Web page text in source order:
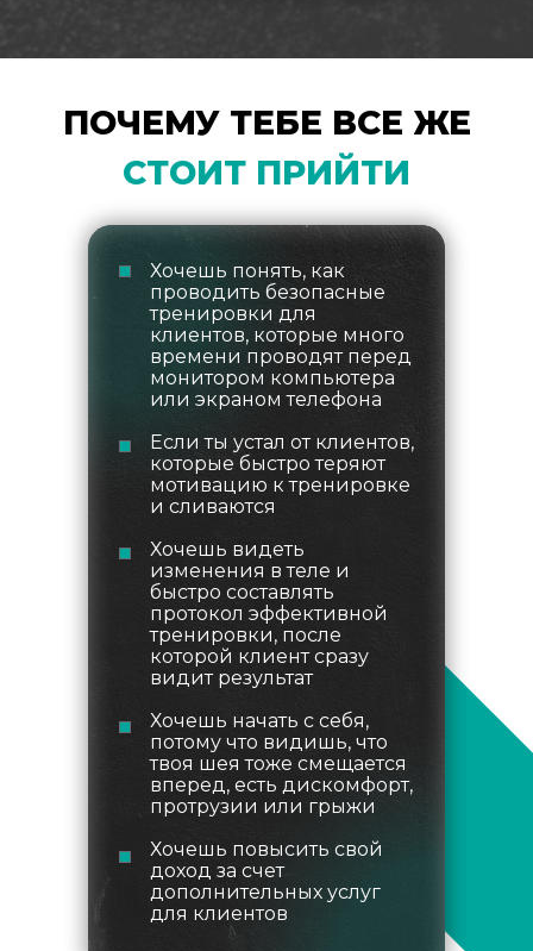
ПОЧЕМУ ТЕБЕ ВСЕ ЖЕ
СТОИТ ПРИЙТИ
Хочешь понять, как
проводить безопасные
тренировки для
клиентов, которые много
времени проводят перед
монитором компьютера
или экраном телефона
Если ты устал от клиентов,
которые быстро теряют
мотивацию к тренировке
и сливаются
Хочешь видеть
изменения в теле и
быстро составлять
протокол эффективной
тренировки, после
которой клиент сразу
видит результат
Хочешь начать с себя,
потому что видишь, что
твоя шея тоже смещается
вперед, есть дискомфорт,
протрузии или грыжи
Хочешь повысить свой
доход за счет
дополнительных услуг
для клиентов